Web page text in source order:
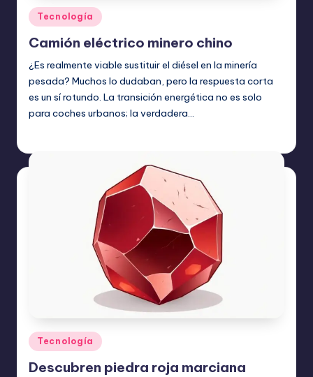
Publicado
en
Tecnología
Camión eléctrico minero chino
¿Es realmente viable sustituir el diésel en la minería
pesada? Muchos lo dudaban, pero la respuesta corta
es un sí rotundo. La transición energética no es solo
para coches urbanos; la verdadera…
Publicado
en
Tecnología
Descubren piedra roja marciana